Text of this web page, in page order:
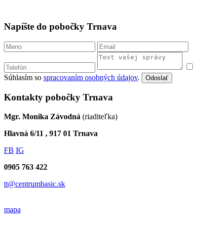
Napíšte do pobočky Trnava
Súhlasím so spracovaním osobných údajov. Odoslať
Kontakty pobočky Trnava
Mgr. Monika Závodná (riaditeľka)
Hlavná 6/11 , 917 01 Trnava
FB IG
0905 763 422
tt@centrumbasic.sk
mapa